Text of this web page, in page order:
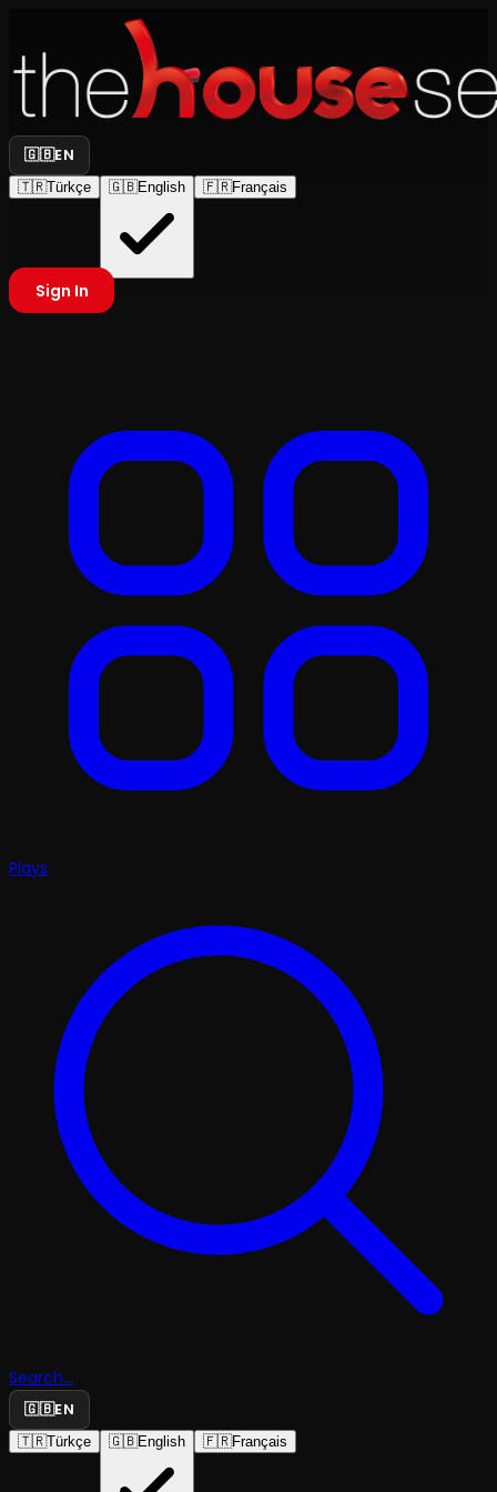
🇬🇧EN
🇹🇷Türkçe 🇬🇧English 🇫🇷Français
Sign In
Plays
Search...
🇬🇧EN
🇹🇷Türkçe 🇬🇧English 🇫🇷Français